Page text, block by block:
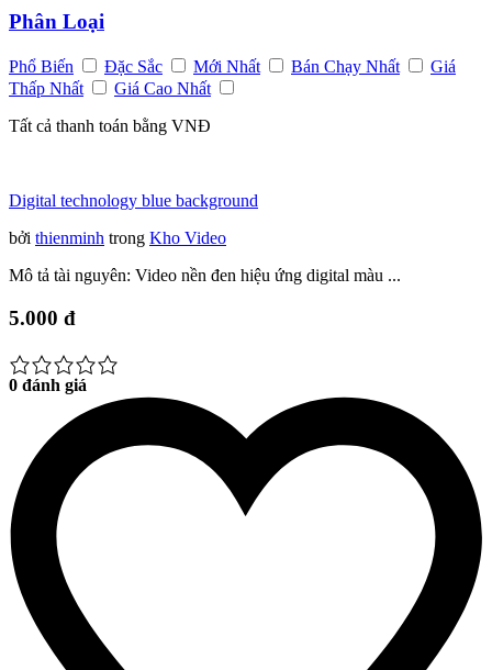
Phân Loại
Phổ Biến Đặc Sắc Mới Nhất Bán Chạy Nhất
Giá
Thấp Nhất
Giá Cao Nhất
Tất cả thanh toán bằng VNĐ
Digital technology blue background
bởi thienminh trong Kho Video
Mô tả tài nguyên: Video nền đen hiệu ứng digital màu ...
5.000 đ
0 đánh giá